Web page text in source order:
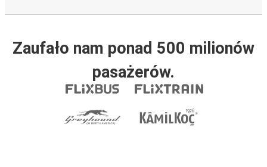
Zaufało nam ponad 500 milionów
pasażerów.